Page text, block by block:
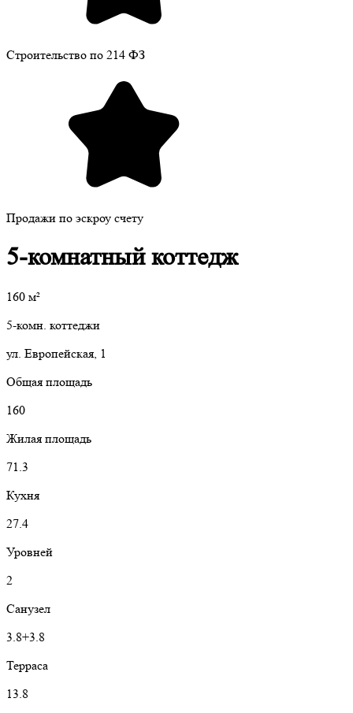
Строительство по 214 ФЗ
Продажи по эскроу счету
5-комнатный коттедж
160 м²
5-комн. коттеджи
ул. Европейская, 1
Общая площадь
160
Жилая площадь
71.3
Кухня
27.4
Уровней
2
Санузел
3.8+3.8
Терраса
13.8